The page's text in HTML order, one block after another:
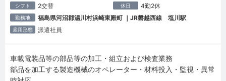
シフト 2交替 休日 4勤2休
勤務地 福島県河沼郡湯川村浜崎東殿町 ｜JR磐越西線 塩川駅
雇用形態 派遣社員
車載電装品等の部品等の加工・組立および検査業務
部品を加工する製造機械のオペレーター・材料投入・監視・異常